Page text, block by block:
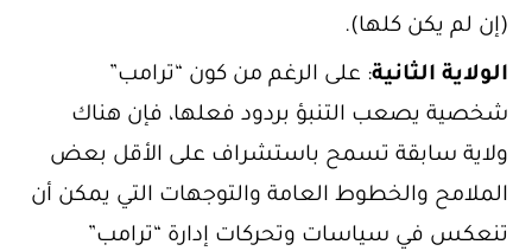
(إن لم يكن كلها).
الولاية الثانية: على الرغم من كون “ترامب”
شخصية يصعب التنبؤ بردود فعلها، فإن هناك
ولاية سابقة تسمح باستشراف على الأقل بعض
الملامح والخطوط العامة والتوجهات التي يمكن أن
تنعكس في سياسات وتحركات إدارة “ترامب”